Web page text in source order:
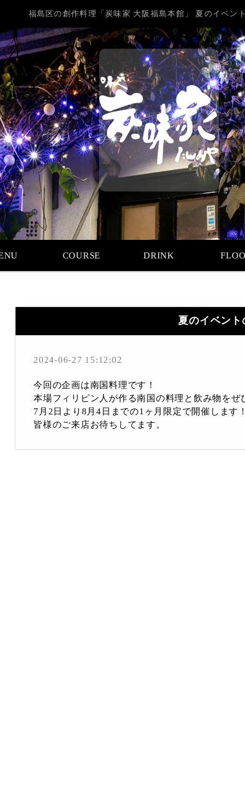
福島区の創作料理「炭味家 大阪福島本館」 夏のイベン
COURSE DRINK
夏のイベント
2024-06-27 15:12:02
今回の企画は南国料理です！
本場フィリピン人が作る南国の料理と飲み物をぜ
7月2日より8月4日までの1ヶ月限定で開催します！
皆様のご来店お待ちしてます。